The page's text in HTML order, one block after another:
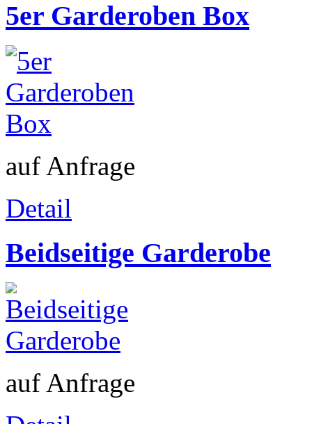
5er Garderoben Box
auf Anfrage
Detail
Beidseitige Garderobe
auf Anfrage